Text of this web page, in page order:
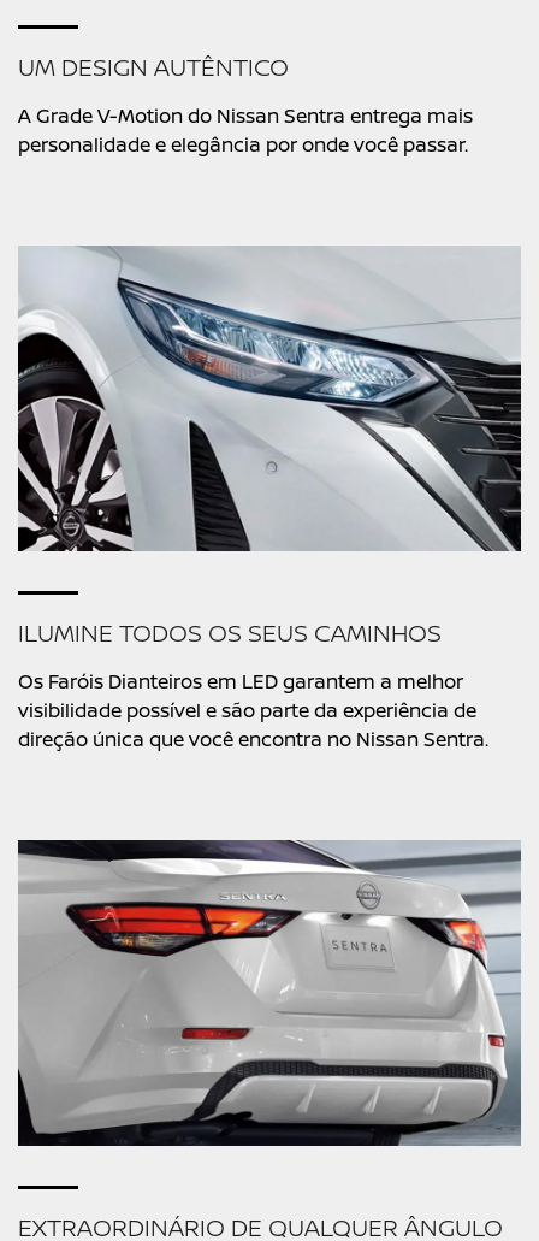
UM DESIGN AUTÊNTICO
A Grade V-Motion do Nissan Sentra entrega mais
personalidade e elegância por onde você passar.
ILUMINE TODOS OS SEUS CAMINHOS
Os Faróis Dianteiros em LED garantem a melhor
visibilidade possível e são parte da experiência de
direção única que você encontra no Nissan Sentra.
EXTRAORDINÁRIO DE QUALQUER ÂNGULO​